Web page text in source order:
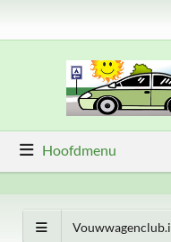
Hoofdmenu